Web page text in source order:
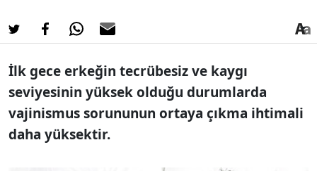
İlk gece erkeğin tecrübesiz ve kaygı
seviyesinin yüksek olduğu durumlarda
vajinismus sorununun ortaya çıkma ihtimali
daha yüksektir.